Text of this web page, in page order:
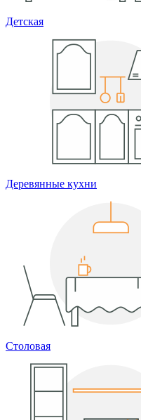
Детская
Деревянные кухни
Столовая